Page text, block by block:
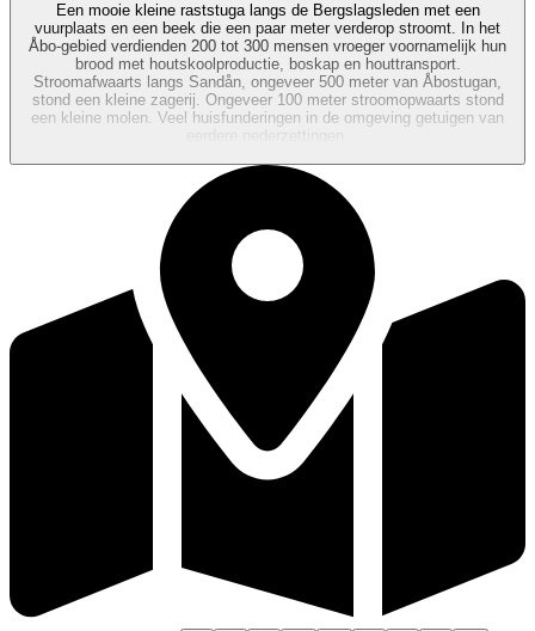
Een mooie kleine raststuga langs de Bergslagsleden met een
vuurplaats en een beek die een paar meter verderop stroomt. In het
Åbo-gebied verdienden 200 tot 300 mensen vroeger voornamelijk hun
brood met houtskoolproductie, boskap en houttransport.
Stroomafwaarts langs Sandån, ongeveer 500 meter van Åbostugan,
stond een kleine zagerij. Ongeveer 100 meter stroomopwaarts stond
een kleine molen. Veel huisfunderingen in de omgeving getuigen van
eerdere nederzettingen.